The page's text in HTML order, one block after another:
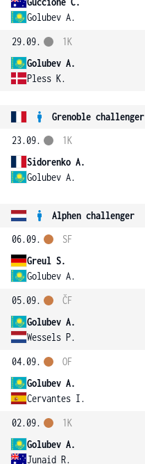
Golubev A.
29.09.
Golubev A.
Pless K.
1K
Grenoble challenger
23.09.
Sidorenko A.
Golubev A.
1K
Alphen challenger
06.09.
Greul S.
Golubev A.
SF
05.09.
Golubev A.
Wessels P.
ČF
04.09.
Golubev A.
Cervantes I.
OF
02.09.
Golubev A.
Junaid R.
1K